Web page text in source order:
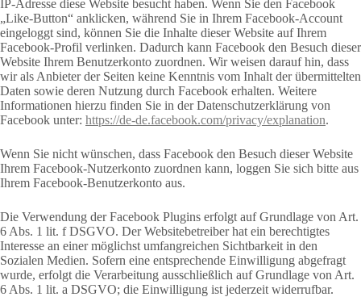
IP-Adresse diese Website besucht haben. Wenn Sie den Facebook
„Like-Button“ anklicken, während Sie in Ihrem Facebook-Account
eingeloggt sind, können Sie die Inhalte dieser Website auf Ihrem
Facebook-Profil verlinken. Dadurch kann Facebook den Besuch dieser
Website Ihrem Benutzerkonto zuordnen. Wir weisen darauf hin, dass
wir als Anbieter der Seiten keine Kenntnis vom Inhalt der übermittelten
Daten sowie deren Nutzung durch Facebook erhalten. Weitere
Informationen hierzu finden Sie in der Datenschutzerklärung von
Facebook unter: https://de-de.facebook.com/privacy/explanation.
Wenn Sie nicht wünschen, dass Facebook den Besuch dieser Website
Ihrem Facebook-Nutzerkonto zuordnen kann, loggen Sie sich bitte aus
Ihrem Facebook-Benutzerkonto aus.
Die Verwendung der Facebook Plugins erfolgt auf Grundlage von Art.
6 Abs. 1 lit. f DSGVO. Der Websitebetreiber hat ein berechtigtes
Interesse an einer möglichst umfangreichen Sichtbarkeit in den
Sozialen Medien. Sofern eine entsprechende Einwilligung abgefragt
wurde, erfolgt die Verarbeitung ausschließlich auf Grundlage von Art.
6 Abs. 1 lit. a DSGVO; die Einwilligung ist jederzeit widerrufbar.